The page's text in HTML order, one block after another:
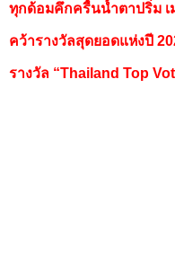
ทุกด้อมคึกครื้นน้ำตาปริ่ม
คว้ารางวัลสุดยอดแห่งปี
รางวัล “Thailand Top